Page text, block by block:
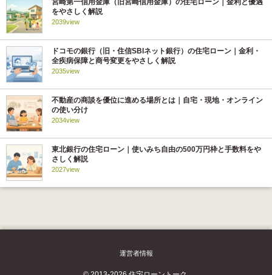
宮崎第一信用金庫（旧宮崎信用金庫）の住宅ローン｜金利と優遇
をやさしく解説
2039view
ドコモの銀行（旧・住信SBIネット銀行）の住宅ローン｜金利・
全疾病保障と商号変更をやさしく解説
2035view
不動産の商談を優位に進める場所とは｜自宅・現地・オンライン
の使い分け
2034view
東北銀行の住宅ローン｜使いみち自由の500万円枠と手数料をや
さしく解説
2027view
運営者情報